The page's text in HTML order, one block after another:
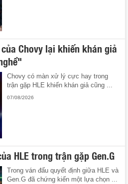
Chovy lại khiến khán giả
Chovy có màn xử lý cực hay trong
trận gặp HLE khiến khán giả cũng ...
07/08/2026
HLE trong trận gặp Gen.G
Trong ván đấu quyết định giữa HLE và
Gen.G đã chứng kiến một lựa chọn ...